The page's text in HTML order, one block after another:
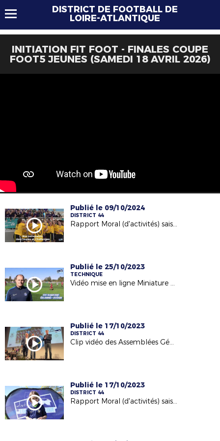
DISTRICT DE FOOTBALL DE
LOIRE-ATLANTIQUE
INITIATION FIT FOOT - FINALES COUPE
FOOT5 JEUNES (SAMEDI 18 AVRIL 2026)
Publié le 09/10/2024
DISTRICT 44
Rapport Moral (d'activités) saison 2023/2024
Publié le 25/10/2023
TECHNIQUE
Vidéo mise en ligne Miniature de la vidéo : Foot en Marchant (Présentation - J1 du Critérium 23/24)
Publié le 17/10/2023
DISTRICT 44
Clip vidéo des Assemblées Générales du District (14/10/2023)
Publié le 17/10/2023
DISTRICT 44
Rapport Moral (d'activités) saison 2022/2023